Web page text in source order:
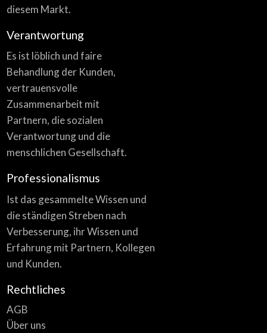
diesem Markt.
Verantwortung
Es ist löblich und faire
Behandlung der Kunden,
vertrauensvolle
Zusammenarbeit mit
Partnern, die sozialen
Verantwortung und die
menschlichen Gesellschaft.
Professionalismus
Ist das gesammelte Wissen und
die ständigen Streben nach
Verbesserung, ihr Wissen und
Erfahrung mit Partnern, Kollegen
und Kunden.
Rechtliches
AGB
Über uns